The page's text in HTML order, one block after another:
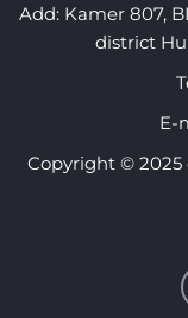
Add: Kamer 807,
district
E-
Copyright © 2025